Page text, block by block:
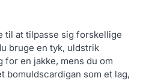
til at tilpasse sig forskellige
bruge en tyk, uldstrik
for en jakke, mens du om
bomuldscardigan som et lag,